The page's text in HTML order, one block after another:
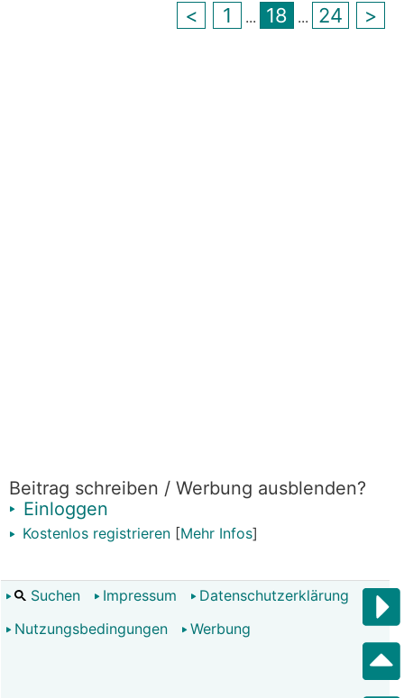
< 1 ... 18 ... 24 >
Beitrag schreiben / Werbung ausblenden?
Einloggen
Kostenlos registrieren [Mehr Infos]
Suchen Impressum
Datenschutzerklärung
Nutzungsbedingungen
Werbung